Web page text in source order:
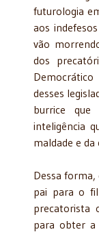
futurologia
aos
vão
dos
desses
burrice
inteligência
maldade e da
Dessa
pai para o
precatorista
para obter a